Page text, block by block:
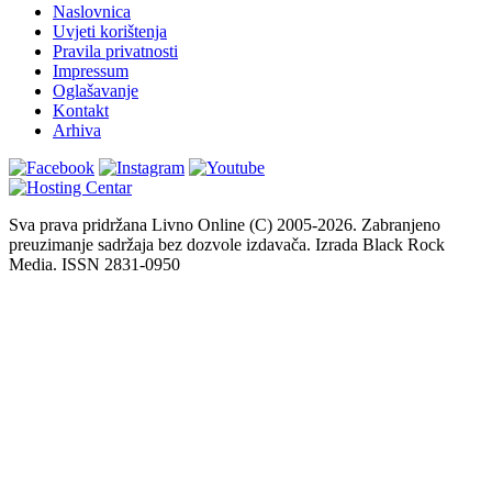
Naslovnica
Uvjeti korištenja
Pravila privatnosti
Impressum
Oglašavanje
Kontakt
Arhiva
Sva prava pridržana Livno Online (C) 2005-2026. Zabranjeno
preuzimanje sadržaja bez dozvole izdavača. Izrada Black Rock
Media. ISSN 2831-0950